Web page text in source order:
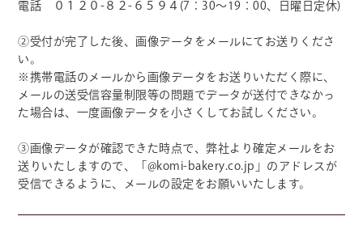
電話 ０１２０-８２-６５９４(7：30～19：00、日曜日定休)
②受付が完了した後、画像データをメールにてお送りくださ
い。
※携帯電話のメールから画像データをお送りいただく際に、
メールの送受信容量制限等の問題でデータが送付できなかっ
た場合は、一度画像データを小さくしてお試しください。
③画像データが確認できた時点で、弊社より確定メールをお
送りいたしますので、「@komi-bakery.co.jp」のアドレスが
受信できるように、メールの設定をお願いいたします。